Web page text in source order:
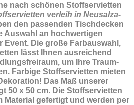
nach schönen Stoffservietten
verleih in Neusalza-
den passenden Tischdecken
Auswahl an hochwertigen
Event. Die große Farbauswahl,
lässt Ihnen ausreichend
um Ihre Traum-
Farbige Stoffservietten mieten
Das Maß unserer
50 x 50 cm. Die Stoffservietten
Material gefertigt und werden per